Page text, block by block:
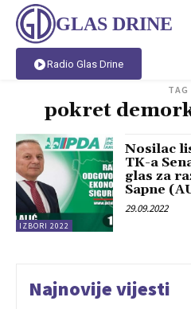
GLAS DRINE
Radio Glas Drine
TAG
pokret
IZBORI 2022
Nosilac
TK-a
glas za
Sapne
29.09.2022
Najnovije vijesti